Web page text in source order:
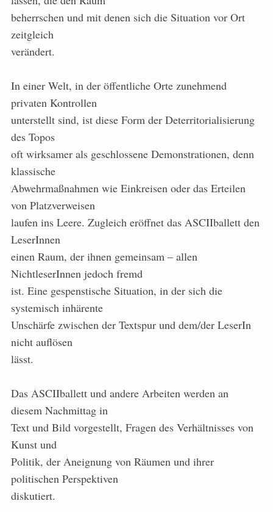
beherrschen und mit denen sich die Situation vor Ort
zeitgleich
verändert.
In einer Welt, in der öffentliche Orte zunehmend
privaten Kontrollen
unterstellt sind, ist diese Form der Deterritorialisierung
des Topos
oft wirksamer als geschlossene Demonstrationen, denn
klassische
Abwehrmaßnahmen wie Einkreisen oder das Erteilen
von Platzverweisen
laufen ins Leere. Zugleich eröffnet das ASCIIballett den
LeserInnen
einen Raum, der ihnen gemeinsam – allen
NichtleserInnen jedoch fremd
ist. Eine gespenstische Situation, in der sich die
systemisch inhärente
Unschärfe zwischen der Textspur und dem/der LeserIn
nicht auflösen
lässt.
Das ASCIIballett und andere Arbeiten werden an
diesem Nachmittag in
Text und Bild vorgestellt, Fragen des Verhältnisses von
Kunst und
Politik, der Aneignung von Räumen und ihrer
politischen Perspektiven
diskutiert.